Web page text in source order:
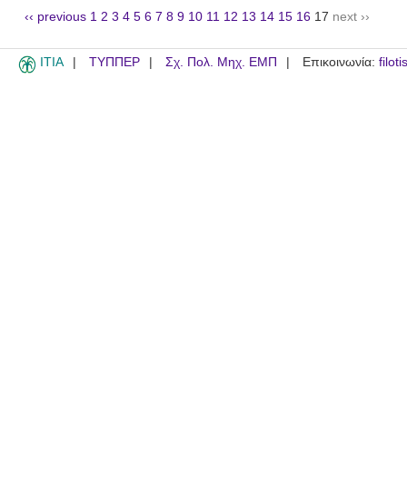
‹‹ previous 1 2 3 4 5 6 7 8 9 10 11 12 13 14 15 16 17 next ››
ITIA ΤΥΠΠΕΡ Σχ. Πολ. Μηχ. ΕΜΠ Επικοινωνία: